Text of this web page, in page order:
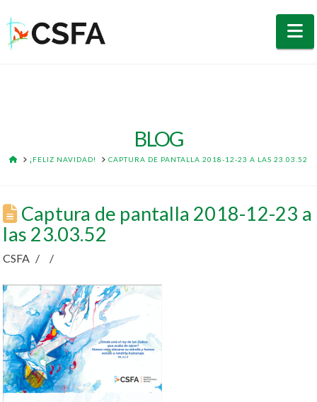
BLOG
HOME¡FELIZ NAVIDAD! CAPTURA DE PANTALLA 2018-12-23 A LAS 23.03.52
Captura de pantalla 2018-12-23 a
las 23.03.52
CSFA